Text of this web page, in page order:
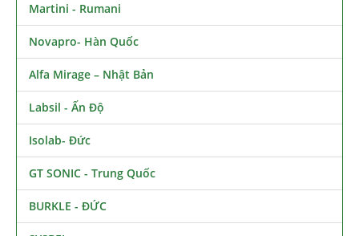
Martini - Rumani
Novapro- Hàn Quốc
Alfa Mirage – Nhật Bản
Labsil - Ấn Độ
Isolab- Đức
GT SONIC - Trung Quốc
BURKLE - ĐỨC